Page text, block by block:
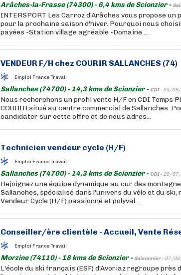
Arâches-la-Frasse (74300) - 6,4 kms de Scionzier -
INTERSPORT Les Carroz d'Arâches vous propose un
pour la prochaine saison d'hiver. Pourquoi nous
payées -Station village agréable -Domaine ...
VENDEUR F/H chez COURIR SALLANCHES (74)
Emploi France Travail
Sallanches (74700) - 14,3 kms de Scionzier - CDI - 04/08/
Nous recherchons un profil vente H/F en CDI Temps
COURIR situé au centre commercial de Sallanches.
candidater sur cette offre et de nous adres...
Technicien vendeur cycle (H/F)
Emploi France Travail
Sallanches (74700) - 14,3 kms de Scionzier - CDI - 20/07/
Rejoignez une équipe dynamique au cur des
Sallanches, spécialisé dans l'univers du vélo et du
Vendeur Cycle (H/F) passionné et polyval...
Conseiller/ère clientèle - Accueil, Vente
Emploi France Travail
Morzine (74110) - 18 kms de Scionzier - Saisonnier - 07/
L'école du ski français (ESF) d'Avoriaz regroupe près